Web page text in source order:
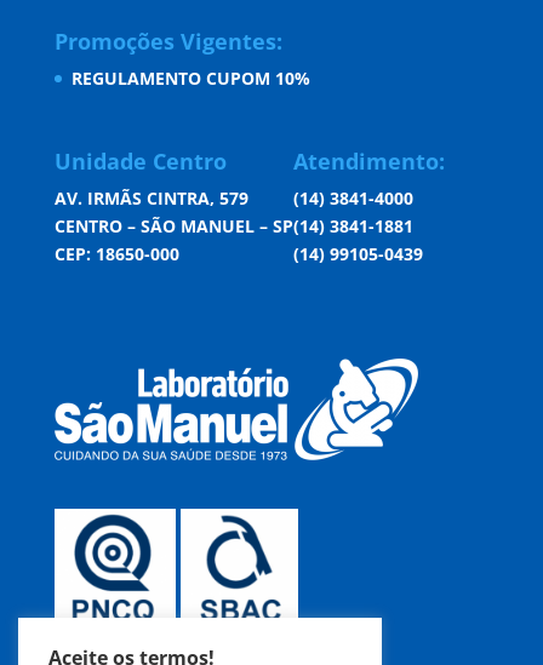
Promoções Vigentes:
REGULAMENTO CUPOM 10%
Unidade Centro
AV. IRMÃS CINTRA, 579
CENTRO – SÃO MANUEL – SP
CEP: 18650-000
Atendimento:
(14) 3841-4000
(14) 3841-1881
(14) 99105-0439
Aceite os termos!